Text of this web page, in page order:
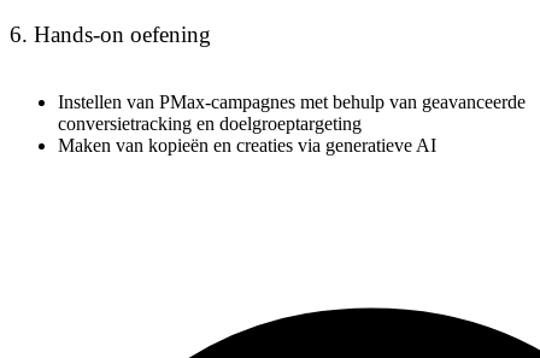
6. Hands-on oefening
Instellen van PMax-campagnes met behulp van geavanceerde
conversietracking en doelgroeptargeting
Maken van kopieën en creaties via generatieve AI